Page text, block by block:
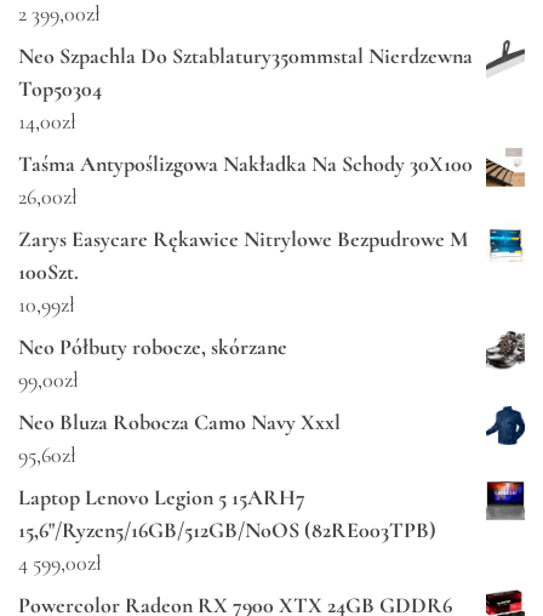
2 399,00zł
Neo Szpachla Do Sztablatury350mmstal Nierdzewna
Top50304
14,00zł
Taśma Antypoślizgowa Nakładka Na Schody 30X100
26,00zł
Zarys Easycare Rękawice Nitrylowe Bezpudrowe M
100Szt.
10,99zł
Neo Półbuty robocze, skórzane
99,00zł
Neo Bluza Robocza Camo Navy Xxxl
95,60zł
Laptop Lenovo Legion 5 15ARH7
15,6"/Ryzen5/16GB/512GB/NoOS (82RE003TPB)
4 599,00zł
Powercolor Radeon RX 7900 XTX 24GB GDDR6